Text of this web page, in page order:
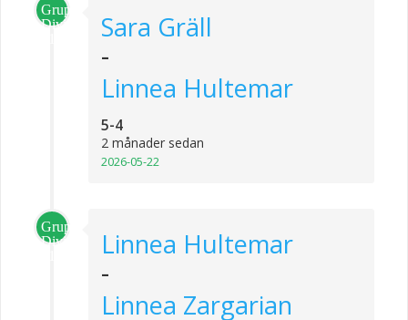
Grupp
Division
Sara Gräll
-
Linnea Hultemar
5-4
2 månader sedan
2026-05-22
Grupp
Division
Linnea Hultemar
-
Linnea Zargarian